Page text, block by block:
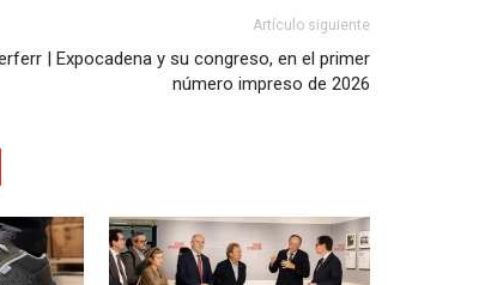
Artículo siguiente
| Expocadena y su congreso, en el primer
número impreso de 2026